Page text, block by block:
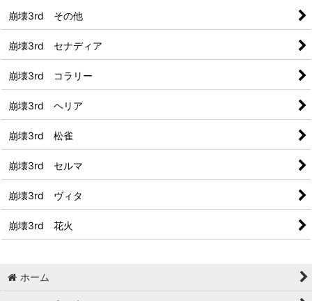
崩壊3rd その他
崩壊3rd セナディア
崩壊3rd コラリー
崩壊3rd ヘリア
崩壊3rd 松雀
崩壊3rd セルマ
崩壊3rd ヴィタ
崩壊3rd 花火
ホーム